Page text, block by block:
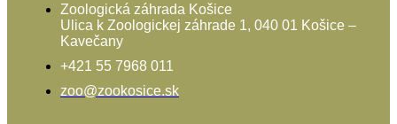
Zoologická záhrada Košice
Ulica k Zoologickej záhrade 1, 040 01 Košice –
Kavečany
+421 55 7968 011
zoo@zookosice.sk